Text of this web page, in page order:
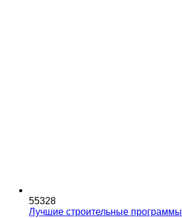
55328
Лучшие строительные программы